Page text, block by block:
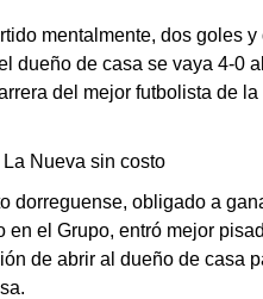
mentalmente, dos goles
dueño de casa se vaya 4-0
del mejor futbolista de
Nueva sin costo
dorreguense, obligado a
en el Grupo, entró mejor
de abrir al dueño de casa